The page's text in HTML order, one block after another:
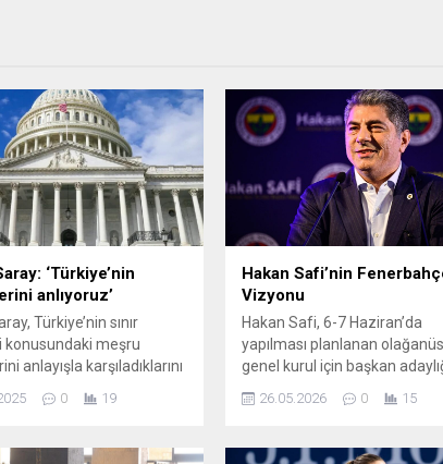
‘Türkiye’nin
anlıyoruz’
Türkiye’nin sınır
konusundaki meşru
anlayışla karşıladıklarını
açıkladı. John Kirby,
mücadeleye
0 19
Hakan Safi’nin
Vizyonu
Hakan Safi, 6-7 Haziran’da
yapılması planlanan
genel kurul için başkan
üyeleriyle buluştu. Yurt dışıyla
görüşmelerinden bahseden
26.05.2026 0 15